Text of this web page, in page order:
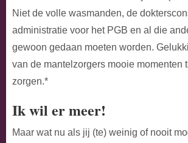
Niet de volle wasmanden, de
administratie voor het PGB en al die
gewoon gedaan moeten worden.
van de mantelzorgers mooie momenten
zorgen.*
Ik wil er meer!
Maar wat nu als jij (te) weinig of nooit